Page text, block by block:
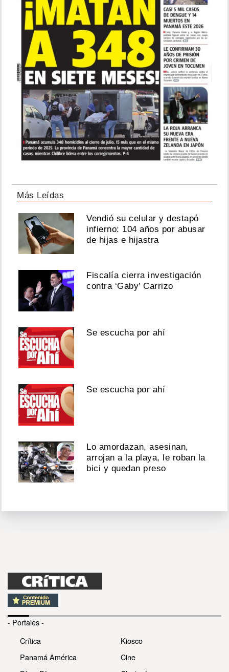
Más Leídas
Vendió su celular y destapó
infierno: 104 años por abusar
de hijas e hijastra
Fiscalía cierra investigación
contra ‘Gaby’ Carrizo
Se escucha por ahí
Se escucha por ahí
Lo amordazan, asesinan,
arrojan a la playa, le roban la
bici y quedan preso
- Portales -
Crítica
Panamá América
Kiosco
Cine